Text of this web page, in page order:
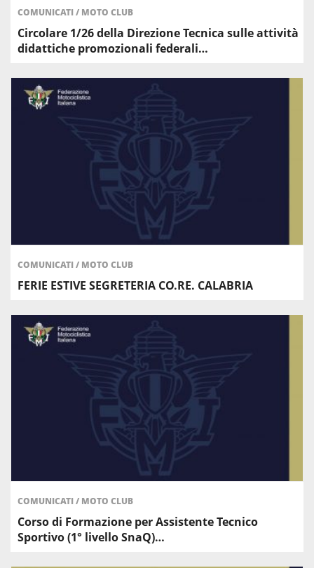
COMUNICATI/ MOTO CLUB
Circolare 1/26 della Direzione Tecnica sulle attività
didattiche promozionali federali…
COMUNICATI/ MOTO CLUB
FERIE ESTIVE SEGRETERIA CO.RE. CALABRIA
COMUNICATI/ MOTO CLUB
Corso di Formazione per Assistente Tecnico
Sportivo (1° livello SnaQ)…